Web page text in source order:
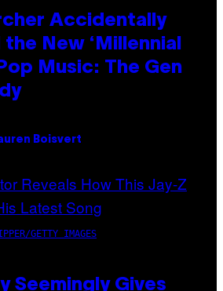
Accidentally
New ‘Millennial
Music: The Gen
Boisvert
GETTY IMAGES
Seemingly Gives